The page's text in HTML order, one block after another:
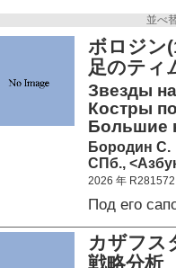
並べ
ボロジン
足のティ
Звезды
Костры
Большие
Бородин С.
СПб.,
2026 年 R281572
Под его
カザフス
戦略分析